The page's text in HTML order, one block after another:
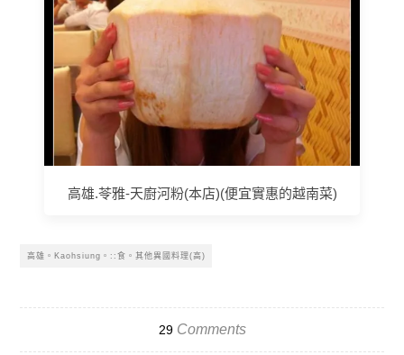
高雄.苓雅-天廚河粉(本店)(便宜實惠的越南菜)
高雄。Kaohsiung。::食。其他異國料理(高)
29Comments